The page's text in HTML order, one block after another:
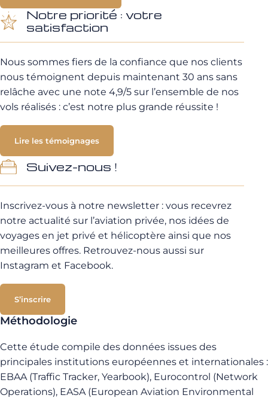
Notre priorité : votre
satisfaction
Nous sommes fiers de la confiance que nos clients
nous témoignent depuis maintenant 30 ans sans
relâche avec une note 4,9/5 sur l’ensemble de nos
vols réalisés : c’est notre plus grande réussite !
Lire les témoignages
Suivez-nous !
Inscrivez-vous à notre newsletter : vous recevrez
notre actualité sur l’aviation privée, nos idées de
voyages en jet privé et hélicoptère ainsi que nos
meilleures offres. Retrouvez-nous aussi sur
Instagram et Facebook.
S’inscrire
Méthodologie
Cette étude compile des données issues des
principales institutions européennes et internationales :
EBAA (Traffic Tracker, Yearbook), Eurocontrol (Network
Operations), EASA (European Aviation Environmental